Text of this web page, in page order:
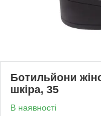
Ботильйони
шкіра, 35
В наявності